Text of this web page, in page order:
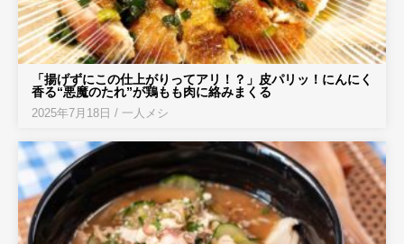
「揚げずにこの仕上がりってアリ！？」皮パリッ！にんにく
香る“悪魔のたれ”が鶏もも肉に絡みまくる
2025年7月18日 / 一人メシ